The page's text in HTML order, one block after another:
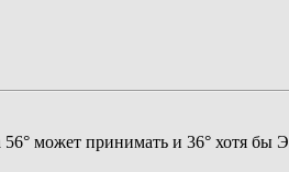
может принимать и 36° хотя бы